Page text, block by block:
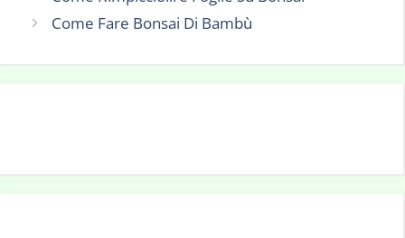
Come Fare Bonsai Di Bambù